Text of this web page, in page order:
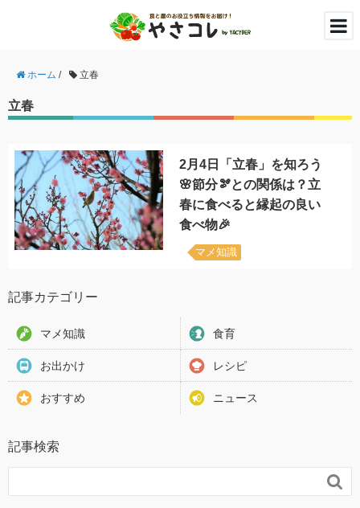
ホーム / 立春
立春
2月4日「立春」を知ろう
🌸節分🫘との関係は？立
春に食べると縁起の良い
食べ物🎉
マメ知識
記事カテゴリー
マメ知識 食育
お出かけ レシピ
おすすめ ニュース
記事検索
